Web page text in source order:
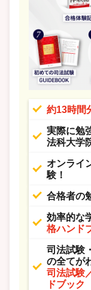
約13時間
実際に勉
法科大学
オンライ
験！
合格者の
効率的な
格ハンド
司法試験
の全てが
司法試験
ドブック